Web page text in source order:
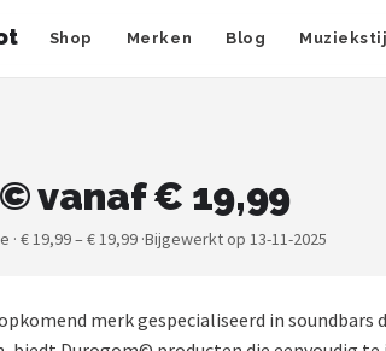
Shop Merken Blog
vanaf € 19,99
· € 19,99 – € 19,99 ·Bijgewerkt op 13-11-2025
merk gespecialiseerd in